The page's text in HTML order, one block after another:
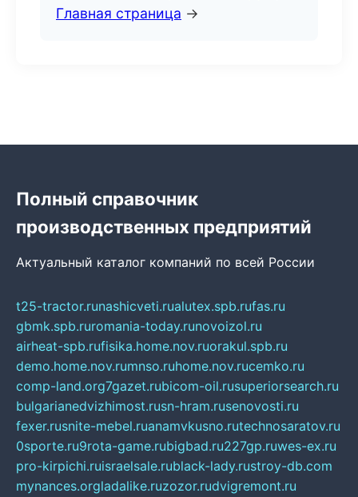
Главная страница →
Полный справочник
производственных предприятий
Актуальный каталог компаний по всей России
t25-tractor.runashicveti.rualutex.spb.rufas.ru
gbmk.spb.ruromania-today.runovoizol.ru
airheat-spb.rufisika.home.nov.ruorakul.spb.ru
demo.home.nov.rumnso.ruhome.nov.rucemko.ru
comp-land.org7gazet.rubicom-oil.rusuperiorsearch.ru
bulgarianedvizhimost.rusn-hram.rusenovosti.ru
fexer.rusnite-mebel.ruanamvkusno.rutechnosaratov.ru
0sporte.ru9rota-game.rubigbad.ru227gp.ruwes-ex.ru
pro-kirpichi.ruisraelsale.rublack-lady.rustroy-db.com
mynances.orgladalike.ruzozor.rudvigremont.ru